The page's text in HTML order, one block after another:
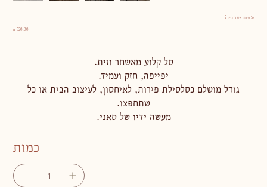
סל פירות אשחר וזית 2
מחיר
סל קלוע מאשחר וזית.
יפייפה, חזק ועמיד.
גודל מושלם כסלסילת פירות, לאיחסון, לעיצוב הבית או כל
שתחפצו.
מעשה ידיו של סאני.
כמות